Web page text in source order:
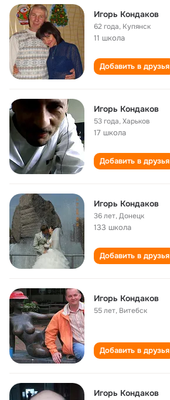
Игорь Кондаков
62 года, Купянск
11 школа
Добавить в друзья
Игорь Кондаков
53 года,Харьков
17 школа
Добавить в друзья
Игорь Кондаков
36 лет,Донецк
133 школа
Добавить в друзья
Игорь Кондаков
55 лет, Витебск
Добавить в друзья
Игорь Кондаков